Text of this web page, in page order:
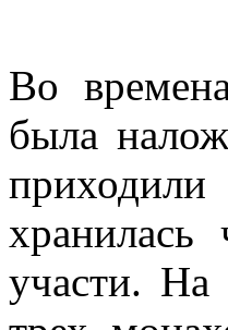
Во
была
хранилась
участи. На